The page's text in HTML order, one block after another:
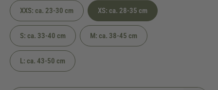
XXS: ca. 23-30 cm XS: ca. 28-35 cm
S: ca. 33-40 cm M: ca. 38-45 cm
L: ca. 43-50 cm